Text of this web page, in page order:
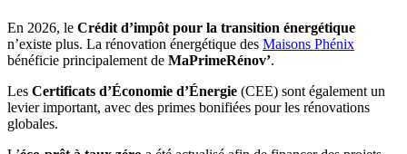
En 2026, le Crédit d’impôt pour la transition énergétique
n’existe plus. La rénovation énergétique des Maisons Phénix
bénéficie principalement de MaPrimeRénov’.
Les Certificats d’Économie d’Énergie (CEE) sont également un
levier important, avec des primes bonifiées pour les rénovations
globales.